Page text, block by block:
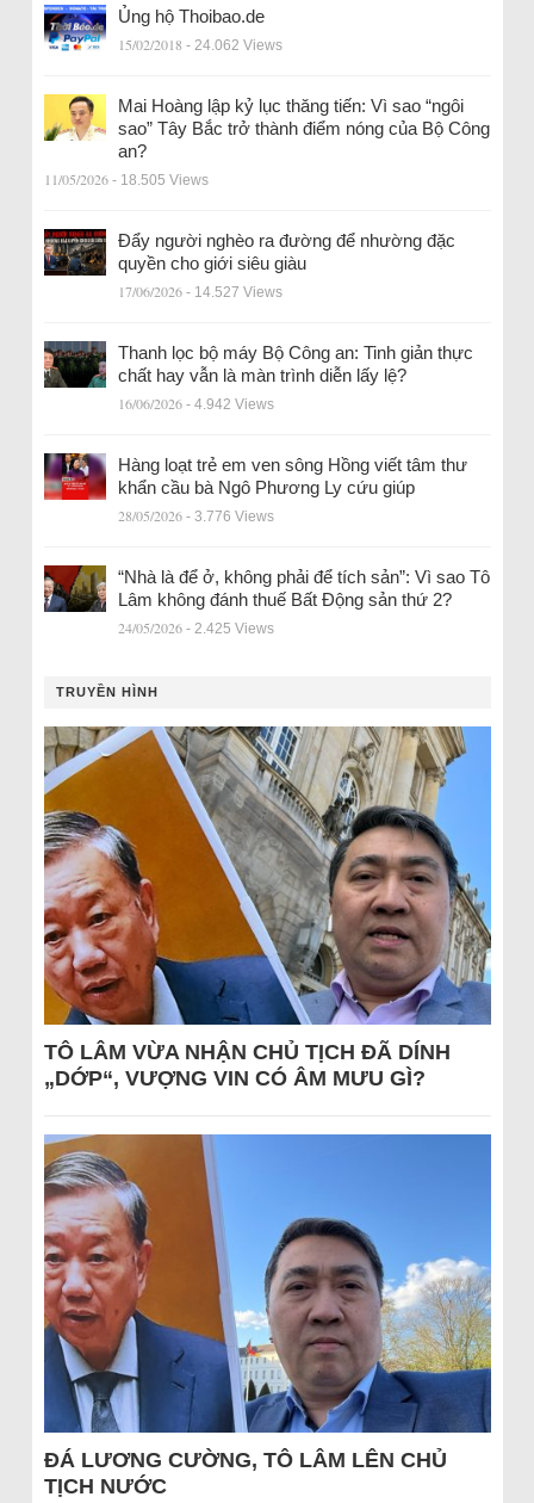
Ủng hộ Thoibao.de
15/02/2018 - 24.062 Views
Mai Hoàng lập kỷ lục thăng tiến: Vì sao “ngôi
sao” Tây Bắc trở thành điểm nóng của Bộ Công
an?
11/05/2026 - 18.505 Views
Đẩy người nghèo ra đường để nhường đặc
quyền cho giới siêu giàu
17/06/2026 - 14.527 Views
Thanh lọc bộ máy Bộ Công an: Tinh giản thực
chất hay vẫn là màn trình diễn lấy lệ?
16/06/2026 - 4.942 Views
Hàng loạt trẻ em ven sông Hồng viết tâm thư
khẩn cầu bà Ngô Phương Ly cứu giúp
28/05/2026 - 3.776 Views
“Nhà là để ở, không phải để tích sản”: Vì sao Tô
Lâm không đánh thuế Bất Động sản thứ 2?
24/05/2026 - 2.425 Views
TRUYỀN HÌNH
TÔ LÂM VỪA NHẬN CHỦ TỊCH ĐÃ DÍNH
„DỚP“, VƯỢNG VIN CÓ ÂM MƯU GÌ?
ĐÁ LƯƠNG CƯỜNG, TÔ LÂM LÊN CHỦ
TỊCH NƯỚC